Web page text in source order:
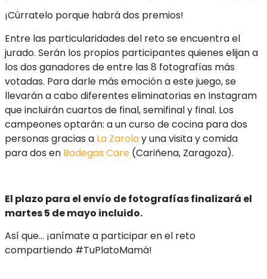
¡Cúrratelo porque habrá dos premios!
Entre las particularidades del reto se encuentra el
jurado. Serán los propios participantes quienes elijan a
los dos ganadores de entre las 8 fotografías más
votadas. Para darle más emoción a este juego, se
llevarán a cabo diferentes eliminatorias en Instagram
que incluirán cuartos de final, semifinal y final. Los
campeones optarán: a un curso de cocina para dos
personas gracias a La Zarolay una visita y comida
para dos en Bodegas Care (Cariñena, Zaragoza).
El plazo para el envío de fotografías finalizará el
martes 5 de mayo incluido.
Así que… ¡anímate a participar en el reto
compartiendo #TuPlatoMamá!